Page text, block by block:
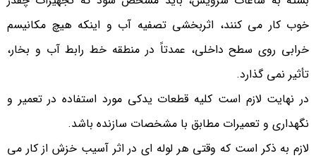
خوب کار می کنند، اثربخشی تصفیه آب و اینکه هیچ مکانیسم
خرابی روی سطح داخلی، عمدتاً در منطقه خط رابط آب و بخار،
تأثیر نمی گذارد.
در نهایت لازم است کلیه قطعات یدکی مورد استفاده در تعمیر و
نگهداری و تعمیرات مطابق با مشخصات سازنده باشد.
لازم به ذکر است که وقتی هر لوله ای در اثر آسیب خزش از کار می